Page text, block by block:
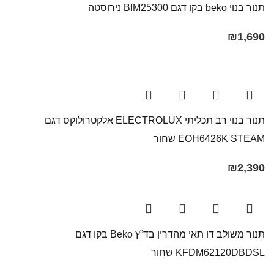
תנור בנוי beko בקו דגם BIM25300 נירוסטה
₪1,690
תנור בנוי רב תכליתי ELECTROLUX אלקטרולוקס דגם
EOH6426K STEAM שחור
₪2,390
תנור משולב דו תאי מהדרין בד”ץ Beko בקו ‏דגם
KFDM62120DBDSL שחור